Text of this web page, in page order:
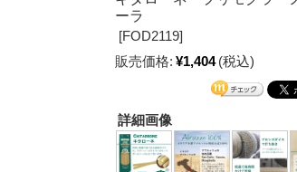
ーラ
[FOD2119]
販売価格: ¥1,404 (税込)
詳細画像